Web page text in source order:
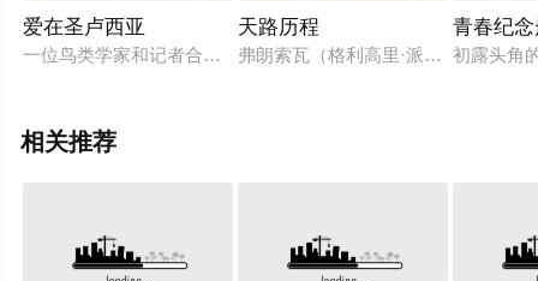
爱在圣卢西亚
一位鸟类学家和记者合作拯救圣卢西亚丛林中的一种濒危鸟类。
天路历程
弗朗索瓦（格利高里·派克 Gregory
青春纪
初露头角
相关推荐